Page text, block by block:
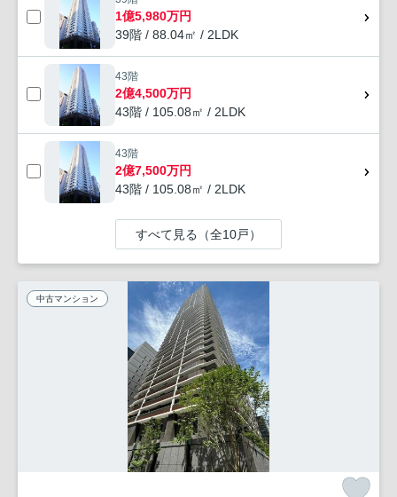
1億5,980万円
39階 / 88.04㎡ / 2LDK
43階
2億4,500万円
43階 / 105.08㎡ / 2LDK
43階
2億7,500万円
43階 / 105.08㎡ / 2LDK
すべて見る（全10戸）
中古マンション